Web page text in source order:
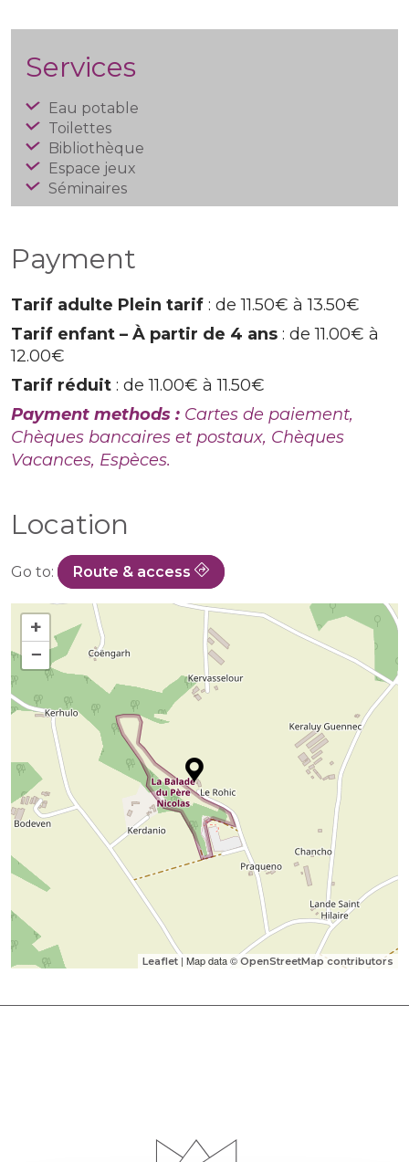
Services
Eau potable
Toilettes
Bibliothèque
Espace jeux
Séminaires
Payment
Tarif adulte Plein tarif : de 11.50€ à 13.50€
Tarif enfant – À partir de 4 ans : de 11.00€ à
12.00€
Tarif réduit : de 11.00€ à 11.50€
Payment methods : Cartes de paiement,
Chèques bancaires et postaux, Chèques
Vacances, Espèces.
Location
Go to: Route & access
+
−
Leaflet | Map data © OpenStreetMap contributors